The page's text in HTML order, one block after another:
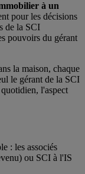
à un
pour les décisions
de la SCI
pouvoirs du gérant
la maison, chaque
le gérant de la SCI
l'aspect
: les associés
ou SCI à l'IS